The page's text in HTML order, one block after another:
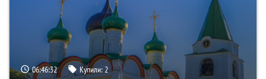
06:46:31 Купили:2